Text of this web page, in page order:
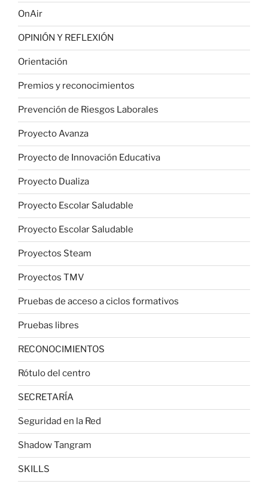
OnAir
OPINIÓN Y REFLEXIÓN
Orientación
Premios y reconocimientos
Prevención de Riesgos Laborales
Proyecto Avanza
Proyecto de Innovación Educativa
Proyecto Dualiza
Proyecto Escolar Saludable
Proyecto Escolar Saludable
Proyectos Steam
Proyectos TMV
Pruebas de acceso a ciclos formativos
Pruebas libres
RECONOCIMIENTOS
Rótulo del centro
SECRETARÍA
Seguridad en la Red
Shadow Tangram
SKILLS